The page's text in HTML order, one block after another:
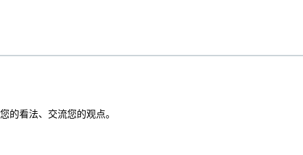
的看法、交流您的观点。